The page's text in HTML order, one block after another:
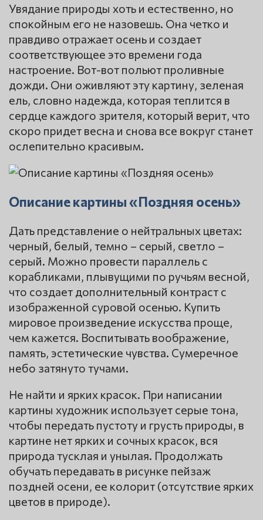
Увядание природы хоть и естественно, но
спокойным его не назовешь. Она четко и
правдиво отражает осень и создает
соответствующее это времени года
настроение. Вот-вот польют проливные
дожди. Они оживляют эту картину, зеленая
ель, словно надежда, которая теплится в
сердце каждого зрителя, который верит, что
скоро придет весна и снова все вокруг станет
ослепительно красивым.
Описание картины «Поздняя осень»
Дать представление о нейтральных цветах:
черный, белый, темно – серый, светло –
серый. Можно провести параллель с
корабликами, плывущими по ручьям весной,
что создает дополнительный контраст с
изображенной суровой осенью. Купить
мировое произведение искусства проще,
чем кажется. Воспитывать воображение,
память, эстетические чувства. Сумеречное
небо затянуто тучами.
Не найти и ярких красок. При написании
картины художник использует серые тона,
чтобы передать пустоту и грусть природы, в
картине нет ярких и сочных красок, вся
природа тусклая и унылая. Продолжать
обучать передавать в рисунке пейзаж
поздней осени, ее колорит (отсутствие ярких
цветов в природе).